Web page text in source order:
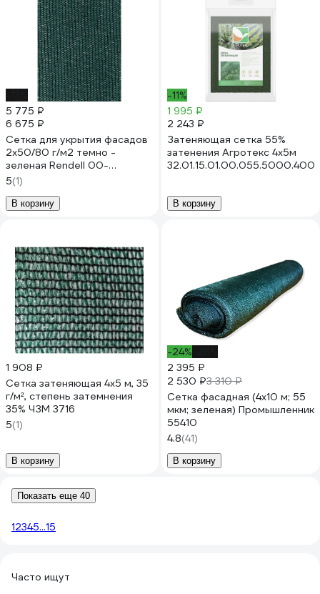
5 775 ₽
6 675 ₽
Сетка для укрытия фасадов
2х50/80 г/м2 темно -
зеленая Rendell 00-
00000715
5(1)
В корзину
-11%
1 995 ₽
2 243 ₽
Затеняющая сетка 55%
затенения Агротекс 4x5м
В корзину
1 908 ₽
Сетка затеняющая 4x5 м, 35
г/м², степень затемнения
35% ЧЗМ 3716
5(1)
В корзину
-24%
2 395 ₽
2 530 ₽3 310 ₽
Сетка фасадная (4х10 м; 55
мкм; зеленая) Промышленник
55410
4.8(41)
В корзину
Показать еще 40
12345...15
Часто ищут